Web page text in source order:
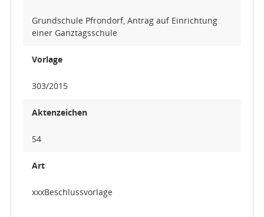
Grundschule Pfrondorf, Antrag auf Einrichtung
einer Ganztagsschule
Vorlage
303/2015
Aktenzeichen
54
Art
xxxBeschlussvorlage